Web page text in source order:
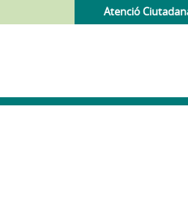
Atenció